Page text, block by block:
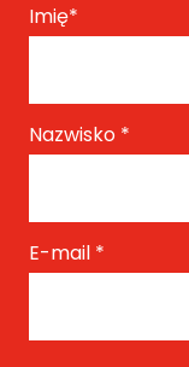
Imię*
Nazwisko *
E-mail *